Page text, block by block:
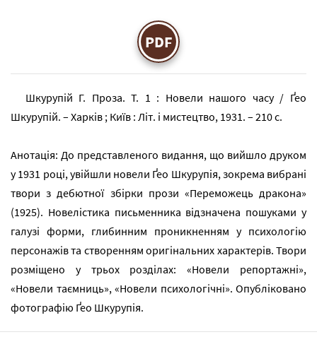
PDF
Шкурупій Г. Проза. Т. 1 : Новели нашого часу / Ґео
Шкурупій. – Харків ; Київ : Літ. і мистецтво, 1931. – 210 с.
Анотація: До представленого видання, що вийшло друком
у 1931 році, увійшли новели Ґео Шкурупія, зокрема вибрані
твори з дебютної збірки прози «Переможець дракона»
(1925). Новелістика письменника відзначена пошуками у
галузі форми, глибинним проникненням у психологію
персонажів та створенням оригінальних характерів. Твори
розміщено у трьох розділах: «Новели репортажні»,
«Новели таємниць», «Новели психологічні». Опубліковано
фотографію Ґео Шкурупія.